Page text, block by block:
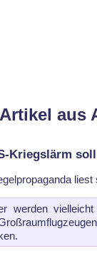
Artikel aus
Kriegslärm
liest
werden